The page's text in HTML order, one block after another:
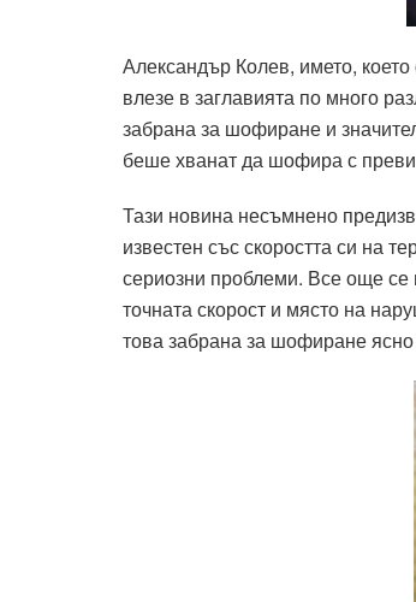
Александър Колев, името,
влезе в заглавията по много
забрана за шофиране и
беше хванат да шофира с
Тази новина несъмнено
известен със скоростта си на
сериозни проблеми. Все още се
точната скорост и място на
това забрана за шофиране